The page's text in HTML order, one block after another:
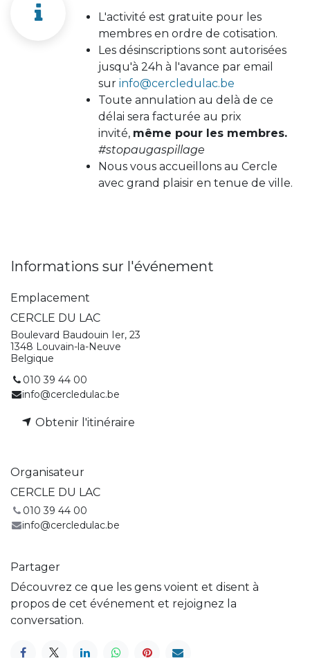
L'activité est gratuite pour les
membres en ordre de cotisation.
Les désinscriptions sont autorisées
jusqu'à 24h à l'avance par email
sur info@cercledulac.be
Toute annulation au delà de ce
délai sera facturée au prix
invité, même pour les membres.
#stopaugaspillage
Nous vous accueillons au Cercle
avec grand plaisir en tenue de ville.
Informations sur l'événement
Emplacement
CERCLE DU LAC
Boulevard Baudouin Ier, 23
1348 Louvain-la-Neuve
Belgique
010 39 44 00
info@cercledulac.be
Obtenir l'itinéraire
Organisateur
CERCLE DU LAC
010 39 44 00
info@cercledulac.be
Partager
Découvrez ce que les gens voient et disent à
propos de cet événement et rejoignez la
conversation.